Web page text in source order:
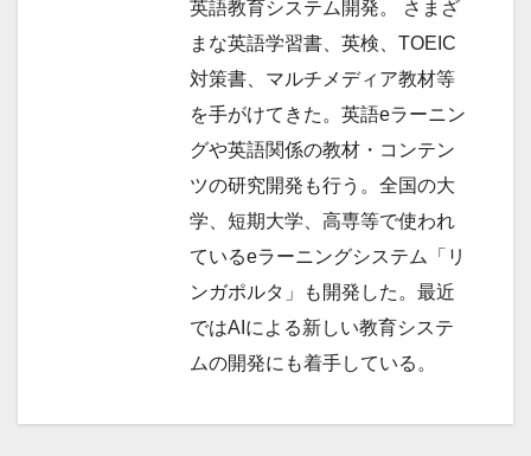
英語教育システム開発。 さまざ
まな英語学習書、英検、TOEIC
対策書、マルチメディア教材等
を手がけてきた。英語eラーニン
グや英語関係の教材・コンテン
ツの研究開発も行う。全国の大
学、短期大学、高専等で使われ
ているeラーニングシステム「リ
ンガポルタ」も開発した。最近
ではAIによる新しい教育システ
ムの開発にも着手している。